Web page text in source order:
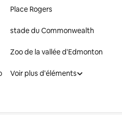
Place Rogers
stade du Commonwealth
Zoo de la vallée d'Edmonton
Voir plus d'éléments